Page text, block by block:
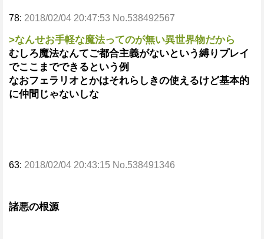
78: 2018/02/04 20:47:53 No.538492567
>なんせお手軽な魔法ってのが無い異世界物だから
むしろ魔法なんてご都合主義がないという縛りプレイ
でここまでできるという例
なおフェラリオとかはそれらしきの使えるけど基本的
に仲間じゃないしな
63: 2018/02/04 20:43:15 No.538491346
諸悪の根源